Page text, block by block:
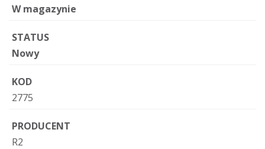
W magazynie
STATUS
Nowy
KOD
2775
PRODUCENT
R2